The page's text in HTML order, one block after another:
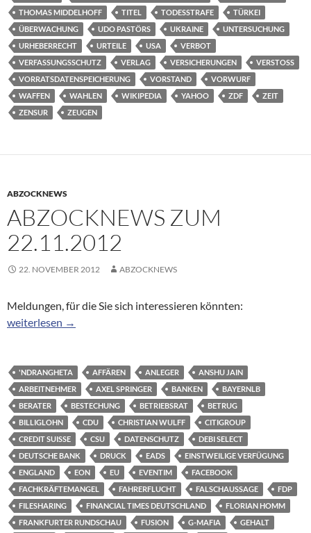
THOMAS MIDDELHOFF
TITEL TODESSTRAFE
TÜRKEI
ÜBERWACHUNG
UDO PASTÖRS UKRAINE
UNTERSUCHUNG
URHEBERRECHT
URTEILE USA
VERBOT
VERFASSUNGSSCHUTZ
VERLAG VERSICHERUNGEN
VERSTOSS
VORRATSDATENSPEICHERUNG
VORSTAND
VORWURF
WAFFEN
WAHLEN WIKIPEDIA YAHOO ZDF
ZEIT
ZENSUR
ZEUGEN
ABZOCKNEWS
ABZOCKNEWS ZUM
22.11.2012
22. NOVEMBER 2012 ABZOCKNEWS
Meldungen, für die Sie sich interessieren könnten:
Abzocknews zum 22.11.2012
weiterlesen →
'NDRANGHETA AFFÄREN ANLEGER
ANSHU JAIN
ARBEITNEHMER
AXEL SPRINGER BANKEN
BAYERNLB
BERATER
BESTECHUNG BETRIEBSRAT
BETRUG
BILLIGLOHN
CDU CHRISTIAN WULFF
CITIGROUP
CREDIT SUISSE
CSU DATENSCHUTZ
DEBI SELECT
DEUTSCHE BANK
DRUCK EADS
EINSTWEILIGE VERFÜGUNG
ENGLAND
EON EU EVENTIM
FACEBOOK
FACHKRÄFTEMANGEL
FAHRERFLUCHT FALSCHAUSSAGE
FDP
FILESHARING
FINANCIAL TIMES DEUTSCHLAND
FLORIAN HOMM
FRANKFURTER RUNDSCHAU
FUSION G-MAFIA
GEHALT